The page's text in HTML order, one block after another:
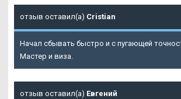
отзыв оставил(а) Cristian
Начал сбывать быстро и с пугающей
Мастер и виза.
отзыв оставил(а) Евгений